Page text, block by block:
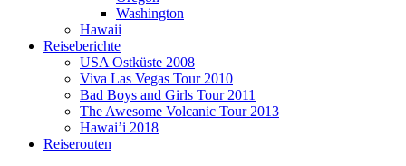
Washington
Hawaii
Reiseberichte
USA Ostküste 2008
Viva Las Vegas Tour 2010
Bad Boys and Girls Tour 2011
The Awesome Volcanic Tour 2013
Hawai’i 2018
Reiserouten